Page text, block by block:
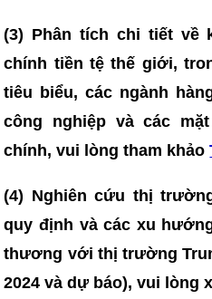
(3) Phân tích chi tiết về
chính tiền tệ thế giới,
tiêu biểu, các ngành
công nghiệp và các
chính, vui lòng tham khảo
(4) Nghiên cứu thị
quy định và các xu
thương với thị trường
2024 và dự báo), vui lòng